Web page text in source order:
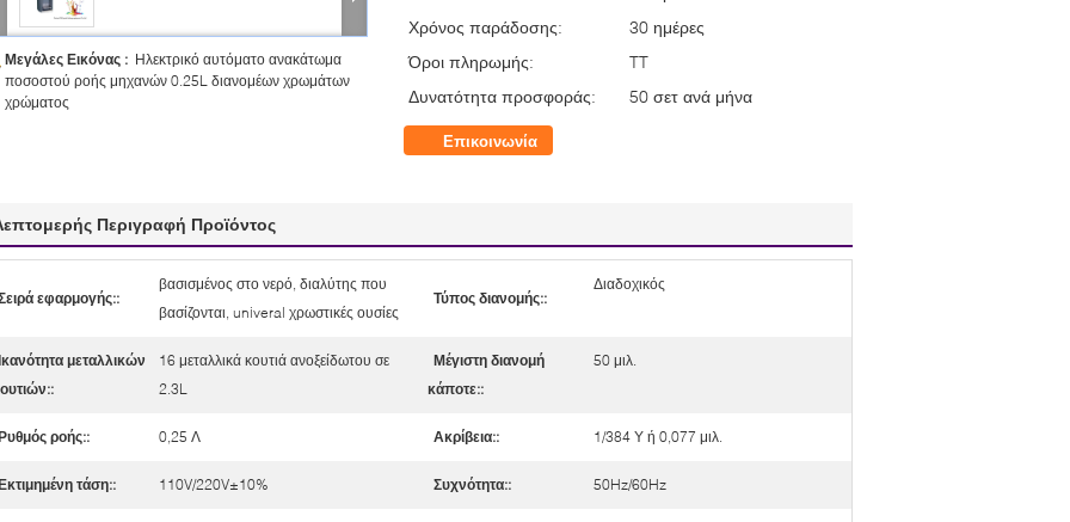
Μεγάλες Εικόνας : Ηλεκτρικό αυτόματο ανακάτωμα
ποσοστού ροής μηχανών 0.25L διανομέων χρωμάτων
χρώματος
Χρόνος παράδοσης:
30 ημέρες
Όροι πληρωμής:
TT
Δυνατότητα προσφοράς:
50 σετ ανά μήνα
Επικοινωνία
Περιγραφή Προϊόντος
εφαρμογής::
βασισμένος στο νερό, διαλύτης που
βασίζονται, univeral χρωστικές ουσίες
Τύπος διανομής::
Διαδοχικός
μεταλλικών
16 μεταλλικά κουτιά ανοξείδωτου σε
2.3L
Μέγιστη διανομή
κάποτε::
50 μιλ.
ροής:: 0,25 Λ Ακρίβεια:: 1/384 Υ ή 0,077 μιλ.
τάση:: 110V/220V±10% Συχνότητα:: 50Hz/60Hz